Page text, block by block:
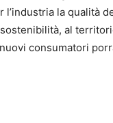
la qualità
al
consumatori